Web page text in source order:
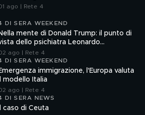
ago | Rete 4
DI SERA WEEKEND
mente di Donald Trump: il punto di
dello psichiatra Leonardo
ago | Rete 4
DI SERA WEEKEND
immigrazione, l'Europa valuta
modello Italia
ago | Rete 4
DI SERA NEWS
Il caso di Ceuta